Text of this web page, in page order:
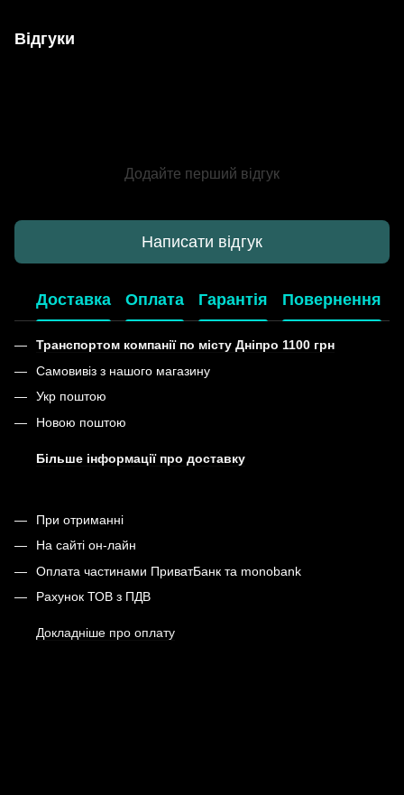
Відгуки
Додайте перший відгук
Написати відгук
Доставка Оплата Гарантія Повернення
Транспортом компанії по місту Дніпро 1100 грн
Самовивіз з нашого магазину
Укр поштою
Новою поштою
Більше інформації про доставку
При отриманні
На сайті он-лайн
Оплата частинами ПриватБанк та monobank
Рахунок ТОВ з ПДВ
Докладніше про оплату